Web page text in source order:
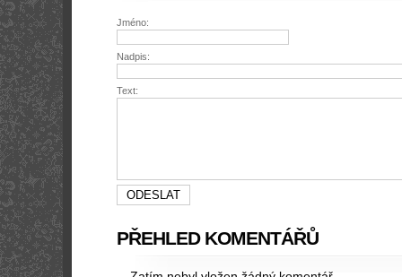
Jméno:
Nadpis:
Text:
PŘEHLED KOMENTÁŘŮ